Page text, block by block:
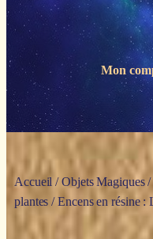
produits
Mon
Accueil /Objets Magiques
plantes / Encens en résine :